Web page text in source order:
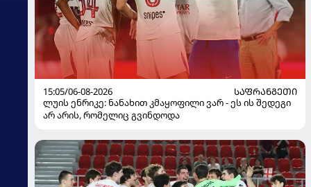
15:05/06-08-2026
ᲡᲐᲤᲠᲐᲜᲒᲔᲗᲘ
ლუის ენრიკე: ნანახით კმაყოფილი ვარ - ეს ის შედეგი
არ არის, რომელიც გვინდოდა